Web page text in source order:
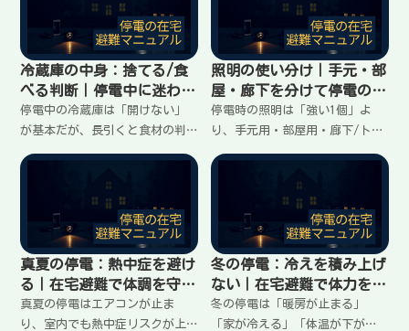
を増やさない」「体調を崩さな
い」を軸に、在宅避難を続ける
整え方をまとめる。
を減らす工夫で負担を下げる。
家族で落ち着く夜の整え方をま
とめる。
冷蔵庫の中身：捨てる/食
べる判断｜停電中に迷わな
い基準
停電中の冷蔵庫は「開けない」
が基本だが、長引くと食材の判
の考え方、短時間で取り出すコ
ツ、加熱できない前提での優先
順位、迷ったときの判断ポイン
トを在宅避難向けに整理する。
照明の使い分け｜手元・部
屋・廊下を分けて停電の夜
をラクにする
停電時の照明は「強い1個」よ
り、手元用・部屋用・廊下/トイ
心が上がる。置き場所の決め
方、夜の動線を守る配置、電池
切れを防ぐ点検タイミングま
で、在宅避難向けにまとめる。
真夏の停電：熱中症を避け
る｜在宅避難で体調を守る
優先順位
真夏の停電はエアコンが止ま
り、室内でも熱中症リスクが上
冬の停電：冷えを積み上げ
ない｜在宅避難で体力を守
る温め方
冬の停電は「暖房が止まる」
「家が冷える」「体温が下が